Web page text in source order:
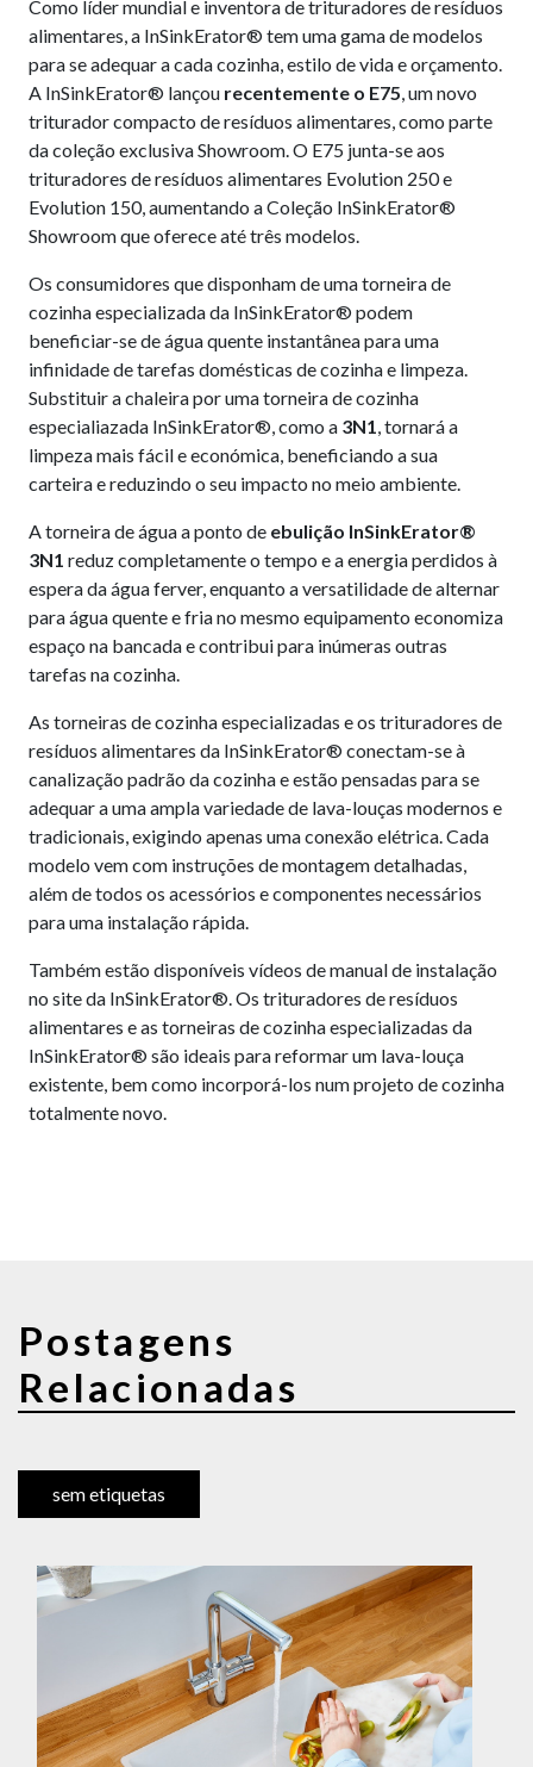
Como líder mundial e inventora de trituradores de resíduos
alimentares, a InSinkErator® tem uma gama de modelos
para se adequar a cada cozinha, estilo de vida e orçamento.
A InSinkErator® lançou recentemente o E75, um novo
triturador compacto de resíduos alimentares, como parte
da coleção exclusiva Showroom. O E75 junta-se aos
trituradores de resíduos alimentares Evolution 250 e
Evolution 150, aumentando a Coleção InSinkErator®
Showroom que oferece até três modelos.
Os consumidores que disponham de uma torneira de
cozinha especializada da InSinkErator® podem
beneficiar-se de água quente instantânea para uma
infinidade de tarefas domésticas de cozinha e limpeza.
Substituir a chaleira por uma torneira de cozinha
especialiazada InSinkErator®, como a 3N1, tornará a
limpeza mais fácil e económica, beneficiando a sua
carteira e reduzindo o seu impacto no meio ambiente.
A torneira de água a ponto de ebulição InSinkErator®
3N1 reduz completamente o tempo e a energia perdidos à
espera da água ferver, enquanto a versatilidade de alternar
para água quente e fria no mesmo equipamento economiza
espaço na bancada e contribui para inúmeras outras
tarefas na cozinha.
As torneiras de cozinha especializadas e os trituradores de
resíduos alimentares da InSinkErator® conectam-se à
canalização padrão da cozinha e estão pensadas para se
adequar a uma ampla variedade de lava-louças modernos e
tradicionais, exigindo apenas uma conexão elétrica. Cada
modelo vem com instruções de montagem detalhadas,
além de todos os acessórios e componentes necessários
para uma instalação rápida.
Também estão disponíveis vídeos de manual de instalação
no site da InSinkErator®. Os trituradores de resíduos
alimentares e as torneiras de cozinha especializadas da
InSinkErator® são ideais para reformar um lava-louça
existente, bem como incorporá-los num projeto de cozinha
totalmente novo.
Postagens
Relacionadas
sem etiquetas